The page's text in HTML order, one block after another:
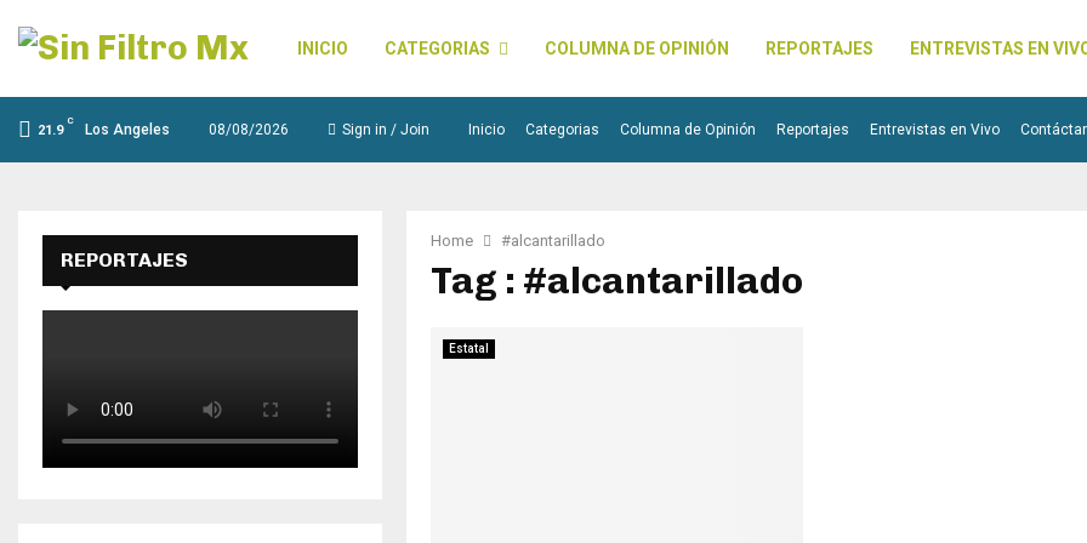
INICIO CATEGORIAS COLUMNA DE OPINIÓN REPORTAJES ENTREVISTAS EN
21.9
C
Los Angeles 08/08/2026 Sign in / Join Inicio Categorias Columna de Opinión Reportajes Entrevistas en Vivo
Home #alcantarillado
Tag : #alcantarillado
Estatal
REPORTAJES